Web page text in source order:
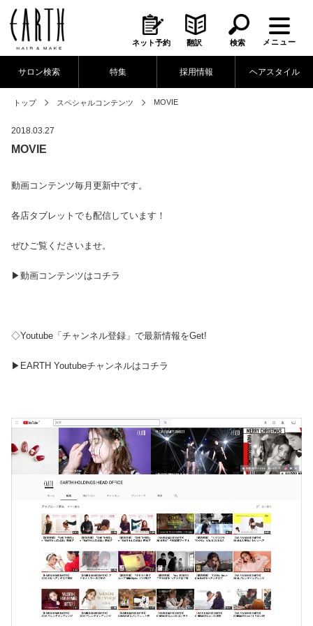
ネット予約 翻訳 検索 メニュー
サロン検索 特集 採用情報 ヘアスタイル
トップ スペシャルコンテンツ MOVIE
2018.03.27
MOVIE
動画コンテンツ毎月更新中です。
各店タブレットでも配信しています！
ぜひご覧くださいませ。
▶︎動画コンテンツはコチラ
◇Youtube「チャンネル登録」で最新情報をGet!
▶︎EARTH Youtubeチャンネルはコチラ